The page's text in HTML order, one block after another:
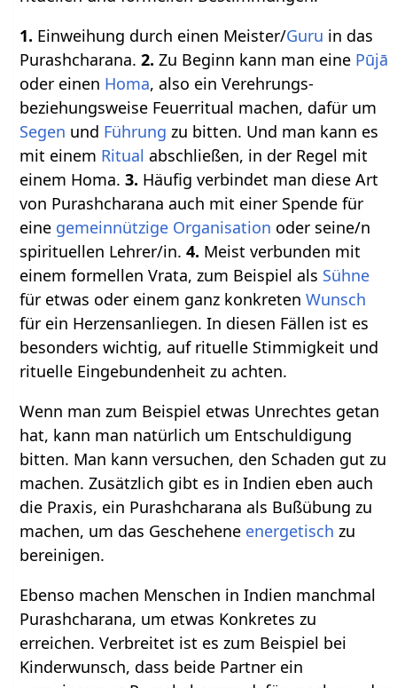
1. Einweihung durch einen Meister/Guru in das
Purashcharana.2. Zu Beginn kann man eine Pūjā
oder einen Homa, also ein Verehrungs-
beziehungsweise Feuerritual machen, dafür um
Segen und Führung zu bitten. Und man kann es
mit einem Ritual abschließen, in der Regel mit
einem Homa.3. Häufig verbindet man diese Art
von Purashcharana auch mit einer Spende für
eine gemeinnützige Organisation oder seine/n
spirituellen Lehrer/in.4. Meist verbunden mit
einem formellen Vrata, zum Beispiel als Sühne
für etwas oder einem ganz konkretenWunsch
für ein Herzensanliegen. In diesen Fällen ist es
besonders wichtig, auf rituelle Stimmigkeit und
rituelle Eingebundenheit zu achten.
Wenn man zum Beispiel etwas Unrechtes getan
hat, kann man natürlich um Entschuldigung
bitten. Man kann versuchen, den Schaden gut zu
machen. Zusätzlich gibt es in Indien eben auch
die Praxis, ein Purashcharana als Bußübung zu
machen, um das Geschehene energetisch zu
bereinigen.
Ebenso machen Menschen in Indien manchmal
Purashcharana, um etwas Konkretes zu
erreichen. Verbreitet ist es zum Beispiel bei
Kinderwunsch, dass beide Partner ein